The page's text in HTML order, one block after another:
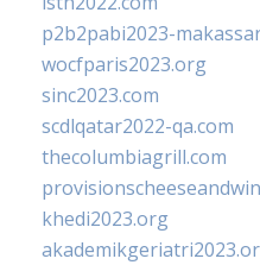
p2b2pabi2023-
wocfparis2023.org
sinc2023.com
scdlqatar2022-qa.com
thecolumbiagrill.com
khedi2023.org